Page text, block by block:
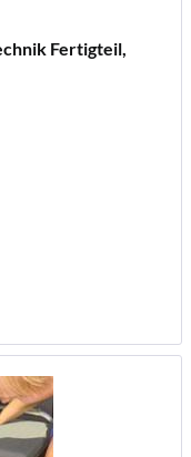
Fertigteil,